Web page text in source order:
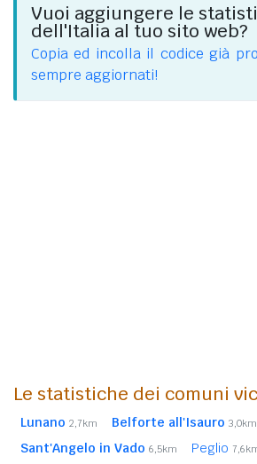
Vuoi aggiungere le
dell'Italia al tuo sito web?
Copia ed incolla il codice già
sempre aggiornati!
Le statistiche dei comuni
Lunano 2,7km Belforte all'Isauro 3,0km
Sant'Angelo in Vado 6,5km Peglio